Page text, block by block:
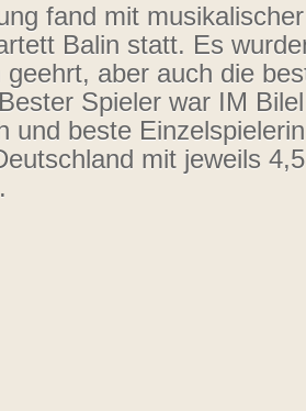
fand mit
Balin statt. Es
geehrt, aber auch die
Spieler war IM
und beste
mit jeweils